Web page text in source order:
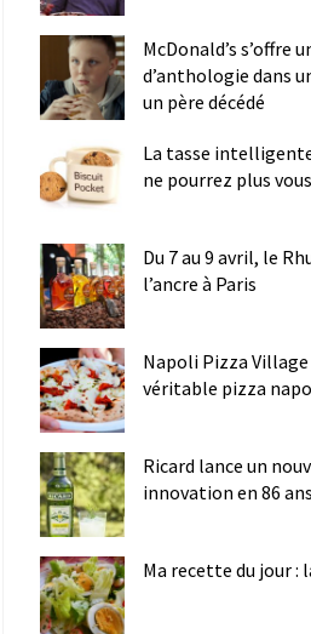
McDonald’s s’offre
d’anthologie dans
un père décédé
La tasse
ne pourrez plus
Du 7 au 9 avril, le
l’ancre à Paris
Napoli Pizza
véritable pizza
Ricard lance un
innovation en 86
Ma recette du jour :